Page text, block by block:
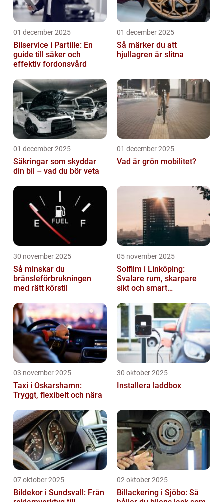
01 december 2025
Bilservice i Partille: En
guide till säker och
effektiv fordonsvård
01 december 2025
Så märker du att
hjullagren är slitna
01 december 2025
Säkringar som skyddar
din bil – vad du bör veta
01 december 2025
Vad är grön mobilitet?
30 november 2025
Så minskar du
bränsleförbrukningen
med rätt körstil
05 november 2025
Solfilm i Linköping:
Svalare rum, skarpare
sikt och smart
03 november 2025
Taxi i Oskarshamn:
Tryggt, flexibelt och nära
30 oktober 2025
Installera laddbox
07 oktober 2025
Bildekor i Sundsvall: Från
02 oktober 2025
Billackering i Sjöbo: Så